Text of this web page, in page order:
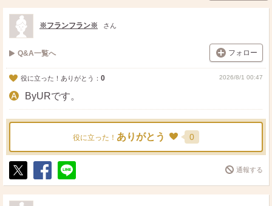
※フランフラン※ さん
Q&A一覧へ フォロー
役に立った！ありがとう： 0 2026/8/1 00:47
ByURです。
役に立った！ ありがとう 0
ポ
ス
ト
シ
ェ
送
る
通報する